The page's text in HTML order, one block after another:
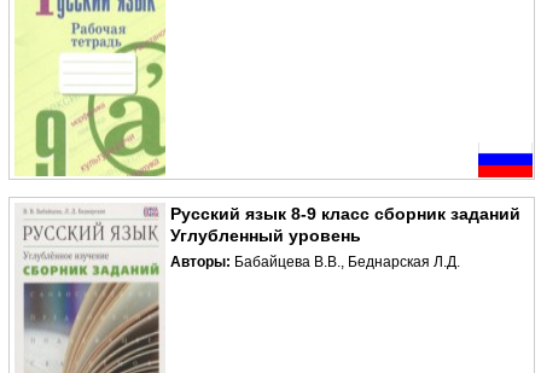
Русский язык 8-9 класс сборник заданий
Углубленный уровень
Авторы: Бабайцева В.В., Беднарская Л.Д.